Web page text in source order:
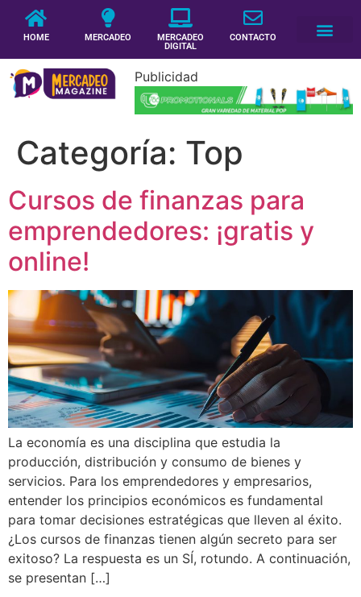
HOME MERCADEO
MERCADEO
DIGITAL
CONTACTO
Publicidad
Categoría: Top
Cursos de finanzas para
emprendedores: ¡gratis y
online!
La economía es una disciplina que estudia la
producción, distribución y consumo de bienes y
servicios. Para los emprendedores y empresarios,
entender los principios económicos es fundamental
para tomar decisiones estratégicas que lleven al éxito.
¿Los cursos de finanzas tienen algún secreto para ser
exitoso? La respuesta es un SÍ, rotundo. A continuación,
se presentan […]